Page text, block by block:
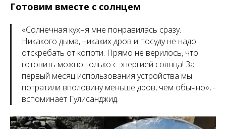
Готовим вместе с солнцем
«Солнечная кухня мне понравилась сразу.
Никакого дыма, никаких дров и посуду не надо
отскребать от копоти. Прямо не верилось, что
готовить можно только с энергией солнца! За
первый месяц использования устройства мы
потратили вполовину меньше дров, чем обычно», -
вспоминает Гулисанджид.